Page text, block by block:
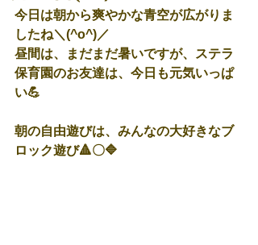
今日は朝から爽やかな青空が広がりま
したね＼(^o^)／
昼間は、まだまだ暑いですが、ステラ
保育園のお友達は、今日も元気いっぱ
い💪
朝の自由遊びは、みんなの大好きなブ
ロック遊び🔺〇🔷